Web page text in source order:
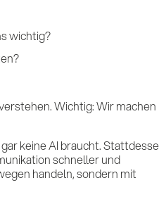
wichtig?
Wichtig: Wir machen
keine AI braucht.
schneller und
handeln, sondern mit